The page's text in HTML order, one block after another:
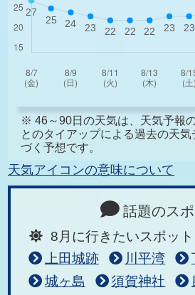
※ 46～90日の天気は、天気予報
とのタイアップによる過去の天
づく予想です。
天気アイコンの意味について
話題のスポ
8月に行きたいスポット
上田城跡
川平湾
城ヶ島
須賀神社